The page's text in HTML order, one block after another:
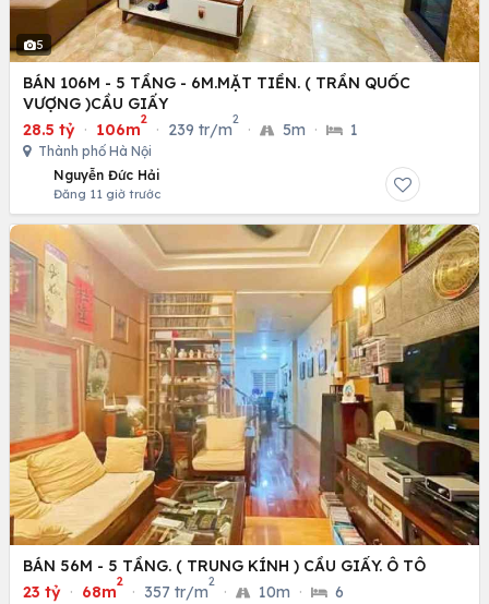
5
BÁN 106M - 5 TẦNG - 6M.MẶT TIỀN. ( TRẦN QUỐC
VƯỢNG )CẦU GIẤY
28.5 tỷ · 106m
2
· 239 tr/m
2
· 5m · 1
Thành phố Hà Nội
Nguyễn Đức Hải
Đăng 11 giờ trước
BÁN 56M - 5 TẦNG. ( TRUNG KÍNH ) CẦU GIẤY. Ô TÔ
23 tỷ · 68m
2
· 357 tr/m
2
· 10m · 6